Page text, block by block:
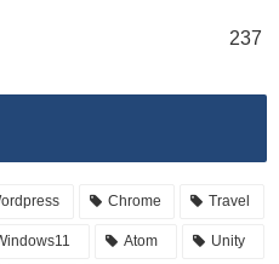
237
Chrome Travel
Atom Unity